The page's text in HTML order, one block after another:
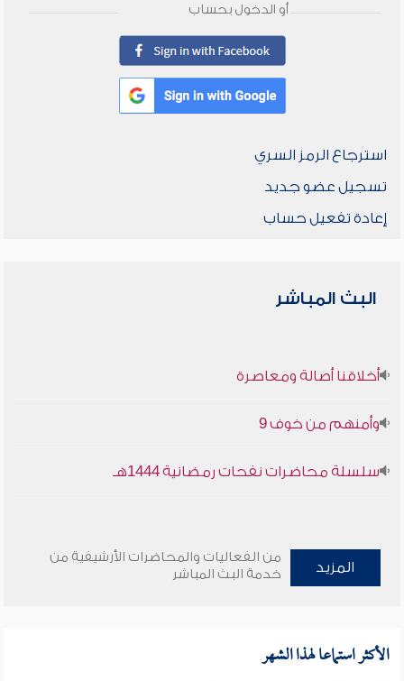
أو الدخول بحساب
استرجاع الرمز السري
تسجيل عضو جديد
إعادة تفعيل حساب
البث المباشر
أخلاقنا أصالة ومعاصرة
وأمنهم من خوف 9
سلسلة محاضرات نفحات رمضانية 1444هـ
المزيد
من الفعاليات والمحاضرات الأرشيفية من
خدمة البث المباشر
الأكثر استماعا لهذا الشهر